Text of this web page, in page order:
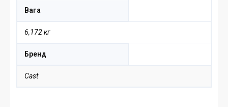
Вага
6,172 кг
Бренд
Cast